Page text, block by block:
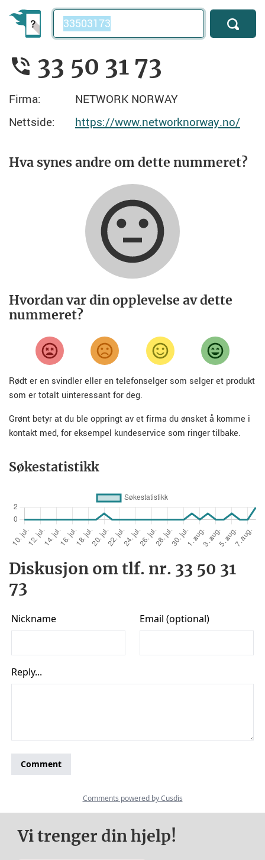
Telefonnummer
33 50 31 73
Firma:
NETWORK NORWAY
Nettside:
https://www.networknorway.no/
Hva synes andre om dette nummeret?
Hvordan var din opplevelse av dette
nummeret?
Rødt er en svindler eller en telefonselger som selger et produkt
som er totalt uinteressant for deg.
Grønt betyr at du ble oppringt av et firma du ønsket å komme i
kontakt med, for eksempel kundeservice som ringer tilbake.
Søkestatistikk
Diskusjon om tlf. nr. 33 50 31
73
Vi trenger din hjelp!